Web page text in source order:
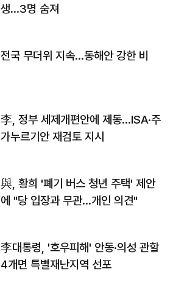
생…3명 숨져
전국 무더위 지속…동해안 강한 비
李, 정부 세제개편안에 제동…ISA·주
가누르기안 재검토 지시
與, 황희 '폐기 버스 청년 주택' 제안
에 "당 입장과 무관…개인 의견"
李대통령, '호우피해' 안동·의성 관할
4개면 특별재난지역 선포